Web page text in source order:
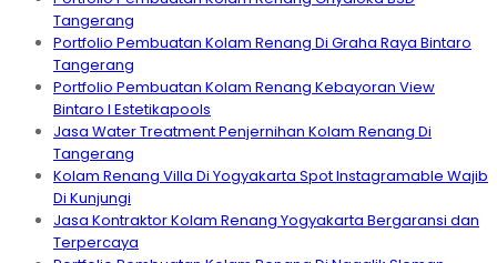
Tangerang
Portfolio Pembuatan Kolam Renang Di Graha Raya Bintaro
Tangerang
Portfolio Pembuatan Kolam Renang Kebayoran View
Bintaro I Estetikapools
Jasa Water Treatment Penjernihan Kolam Renang Di
Tangerang
Kolam Renang Villa Di Yogyakarta Spot Instagramable Wajib
Di Kunjungi
Jasa Kontraktor Kolam Renang Yogyakarta Bergaransi dan
Terpercaya